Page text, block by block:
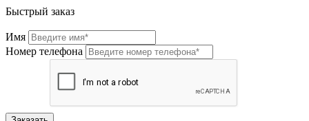
Быстрый заказ
Имя
Номер телефона